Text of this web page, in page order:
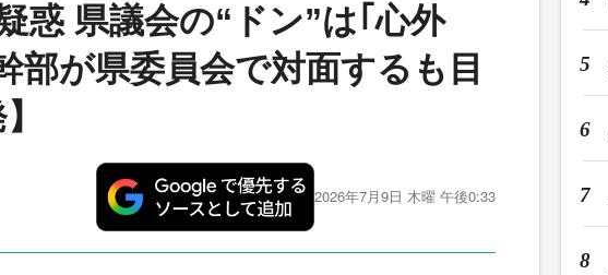
惑 県議会の“ドン”は｢心外
部が県委員会で対面するも目
2026年7月9日 木曜 午後0:33